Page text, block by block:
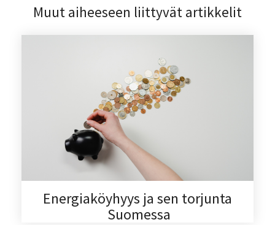
Muut aiheeseen liittyvät artikkelit
Energiaköyhyys ja sen torjunta
Suomessa